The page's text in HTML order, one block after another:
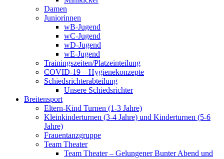
Damen
Juniorinnen
wB-Jugend
wC-Jugend
wD-Jugend
wE-Jugend
Trainingszeiten/Platzeinteilung
COVID-19 – Hygienekonzepte
Schiedsrichterabteilung
Unsere Schiedsrichter
Breitensport
Eltern-Kind Turnen (1-3 Jahre)
Kleinkinderturnen (3-4 Jahre) und Kinderturnen (5-6
Jahre)
Frauentanzgruppe
Team Theater
Team Theater – Gelungener Bunter Abend und